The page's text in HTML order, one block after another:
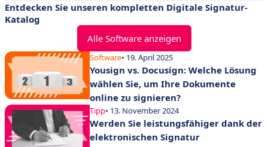
Entdecken Sie unseren kompletten Digitale Signatur-
Katalog
Alle Software anzeigen
Software• 19. April 2025
Yousign vs. Docusign: Welche Lösung
wählen Sie, um Ihre Dokumente
online zu signieren?
Tipp• 13. November 2024
Werden Sie leistungsfähiger dank der
elektronischen Signatur